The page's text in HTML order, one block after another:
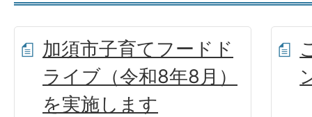
加須市子育てフードド
ライブ（令和8年8月）
を実施します